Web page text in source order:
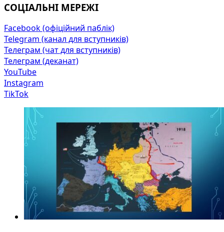
СОЦІАЛЬНІ МЕРЕЖІ
Facebook (офіційний паблік)
Telegram (канал для вступників)
Телеграм (чат для вступників)
Телеграм (деканат)
YouTube
Instagram
TikTok